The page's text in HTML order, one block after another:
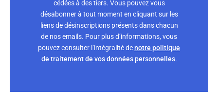
cédées à des tiers. Vous pouvez vous
désabonner à tout moment en cliquant sur les
liens de désinscriptions présents dans chacun
de nos emails. Pour plus d’informations, vous
pouvez consulter l’intégralité denotre politique
de traitement de vos données personnelles.